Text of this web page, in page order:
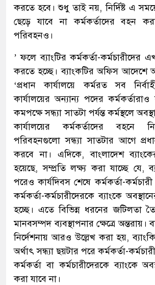
করতে হবে। শুধু তাই নয়, নির্দিষ্ট এ
ছেড়ে যাবে না কর্মকর্তাদের বহন
পরিবহনও।
’ ফলে ব্যাংটির কর্মকর্তা-কর্মচারীদের
করতে হচ্ছে। ব্যাংকটির অফিস আদেশে
‘প্রধান কার্যালয়ে কর্মরত সব
কার্যালয়ের অন্যান্য পদের
কমপক্ষে সন্ধ্যা সাতটা পর্যন্ত কর্মস্থলে
কার্যালয়ের কর্মকর্তাদের বহনে
পরিবহনগুলো সন্ধ্যা সাতটার আগে
করবে না। এদিকে, বাংলাদেশ
হয়েছে, সম্প্রতি লক্ষ্য করা যাচ্ছে যে,
পরেও কার্যদিবস শেষে কর্মকর্তা-
কর্মকর্তা-কর্মচারীদেরকে ব্যাংকে
হচ্ছে। এতে বিভিন্ন ধরনের জটিলতা
মানবসম্পদ ব্যবস্থাপনার ক্ষেত্রে অন্তরায়।
নির্দেশনায় আরও উল্লেখ করা হয়,
অর্থাৎ সন্ধ্যা ছয়টার পরে কর্মকর্তা-
কর্মকর্তা বা কর্মচারীদেরকে ব্যাংকে
করা যাবে না।